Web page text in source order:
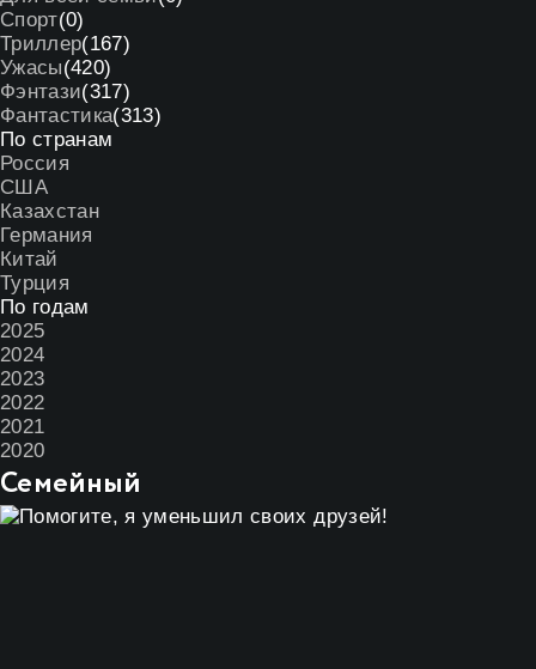
Спорт(0)
Триллер(167)
Ужасы(420)
Фэнтази(317)
Фантастика(313)
По странам
Россия
США
Казахстан
Германия
Китай
Турция
По годам
2025
2024
2023
2022
2021
2020
Семейный